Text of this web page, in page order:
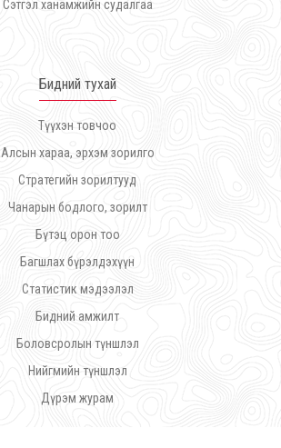
Сэтгэл ханамжийн судалгаа
Бидний тухай
Түүхэн товчоо
Алсын хараа, эрхэм зорилго
Стратегийн зорилтууд
Чанарын бодлого, зорилт
Бүтэц орон тоо
Багшлах бүрэлдэхүүн
Статистик мэдээлэл
Бидний амжилт
Боловсролын түншлэл
Нийгмийн түншлэл
Дүрэм журам